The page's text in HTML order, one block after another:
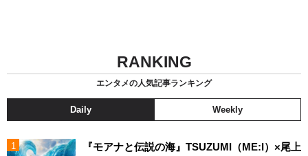
RANKING
エンタメの人気記事ランキング
Daily Weekly
『モアナと伝説の海』TSUZUMI（ME:I）×尾上